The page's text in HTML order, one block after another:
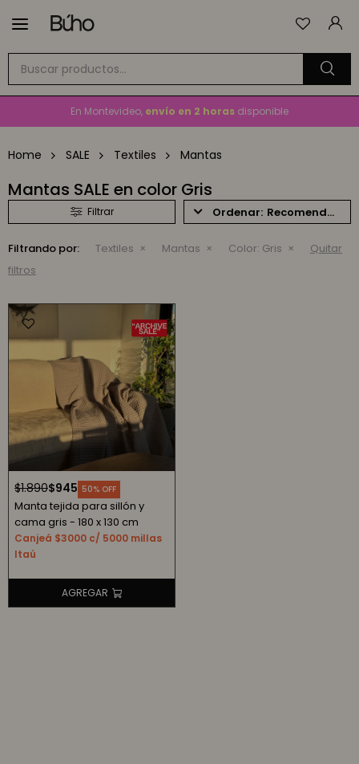

GRATIS
En Montevideo, envío en 2 horas disponible
Home SALE Textiles Mantas
Mantas SALE en color Gris
Recomendados
Filtrando por: Textiles Mantas Color: Gris
Quitar
filtros
$945
$1.890 50
Manta tejida para sillón y
cama gris - 180 x 130 cm
Canjeá $3000 c/ 5000 millas
Itaú